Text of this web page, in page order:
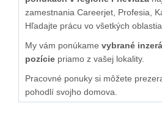
zamestnania Careerjet, Profesia,
Hľadajte prácu vo všetkých
My vám ponúkame vybrané
pozície priamo z vašej lokality.
Pracovné ponuky si môžete
pohodlí svojho domova.